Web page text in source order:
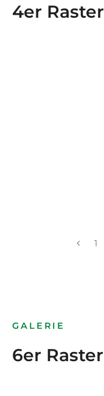
4er Raster
1
GALERIE
6er Raster